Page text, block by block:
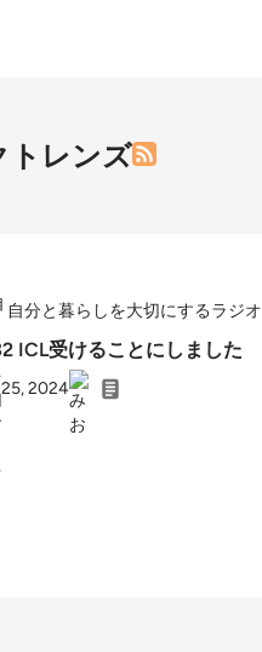
トレンズ
自分と暮らしを大切にするラジオ
ICL受けることにしました
2024